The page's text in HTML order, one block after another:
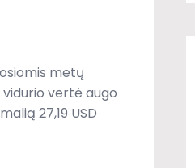
metų
vidurio vertė augo
27,19 USD